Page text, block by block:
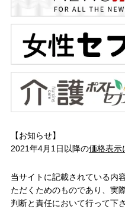
【お知らせ】
2021年4月1日以降の価格表示
当サイトに記載されている内
ただくためのものであり、実
判断と責任において行って下